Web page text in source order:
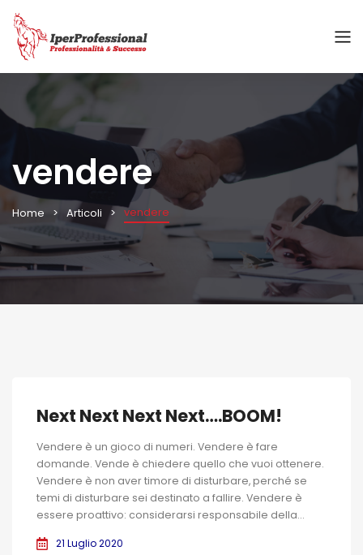
vendere
Home Articoli vendere
Next Next Next Next….BOOM!
Vendere è un gioco di numeri. Vendere è fare
domande. Vende è chiedere quello che vuoi ottenere.
Vendere è non aver timore di disturbare, perché se
temi di disturbare sei destinato a fallire. Vendere è
essere proattivo: considerarsi responsabile della...
21 Luglio 2020